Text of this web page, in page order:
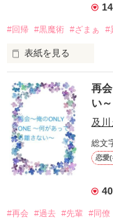
2025.1.11 完結しま
いました。
2025.1.20 総合ラン
俺様系イケメン。一
そんな２人が出会っ
「お前の核のところ
響くんだよ。だから
２人の恋の行方は・・
2019.3.15    完結！
#回帰 #黒魔術 #ざまぁ #
表紙を見る
人々に恐れられる黒
ドノーズ王国の王太
だが夫ウォルターに
裏切られ、ついには
絶望の最期、彼女を
は“死に戻り”、人生
二度目の人生こそ、
やかに暮らすはず
再
い～
及川
総文
恋愛(
#再会 #過去 #先輩 #同僚